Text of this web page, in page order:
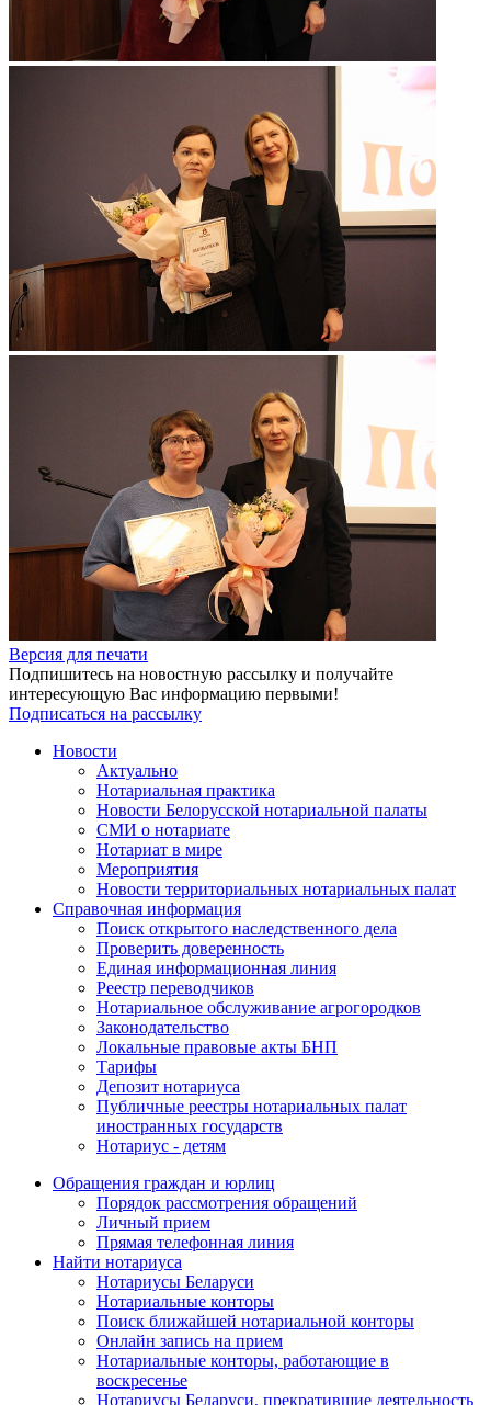
Версия для печати
Подпишитесь на новостную рассылку и получайте
интересующую Вас информацию первыми!
Подписаться на рассылку
Новости
Актуально
Нотариальная практика
Новости Белорусской нотариальной палаты
СМИ о нотариате
Нотариат в мире
Мероприятия
Новости территориальных нотариальных палат
Справочная информация
Поиск открытого наследственного дела
Проверить доверенность
Единая информационная линия
Реестр переводчиков
Нотариальное обслуживание агрогородков
Законодательство
Локальные правовые акты БНП
Тарифы
Депозит нотариуса
Публичные реестры нотариальных палат
иностранных государств
Нотариус - детям
Обращения граждан и юрлиц
Порядок рассмотрения обращений
Личный прием
Прямая телефонная линия
Найти нотариуса
Нотариусы Беларуси
Нотариальные конторы
Поиск ближайшей нотариальной конторы
Онлайн запись на прием
Нотариальные конторы, работающие в
воскресенье
Нотариусы Беларуси, прекратившие деятельность